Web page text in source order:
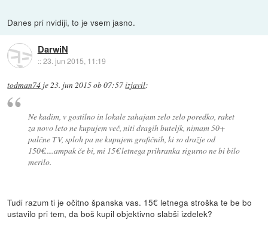
Danes pri nvidiji, to je vsem jasno.
DarwiN
::23. jun 2015, 11:19
todman74 je23. jun 2015 ob 07:57izjavil:
Ne kadim, v gostilno in lokale zahajam zelo zelo poredko, raket
za novo leto ne kupujem več, niti dragih buteljk, nimam 50+
palčne TV, sploh pa ne kupujem grafičnih, ki so dražje od
150€.....ampak če bi, mi 15€ letnega prihranka sigurno ne bi bilo
merilo.
Tudi razum ti je očitno španska vas. 15€ letnega stroška te be bo
ustavilo pri tem, da boš kupil objektivno slabši izdelek?